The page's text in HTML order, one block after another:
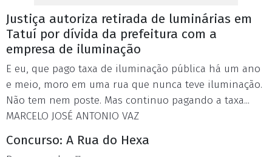
Justiça autoriza retirada de luminárias em
Tatuí por dívida da prefeitura com a
empresa de iluminação
E eu, que pago taxa de iluminação pública há um ano
e meio, moro em uma rua que nunca teve iluminação.
Não tem nem poste. Mas continuo pagando a taxa...
MARCELO JOSÉ ANTONIO VAZ
Concurso: A Rua do Hexa